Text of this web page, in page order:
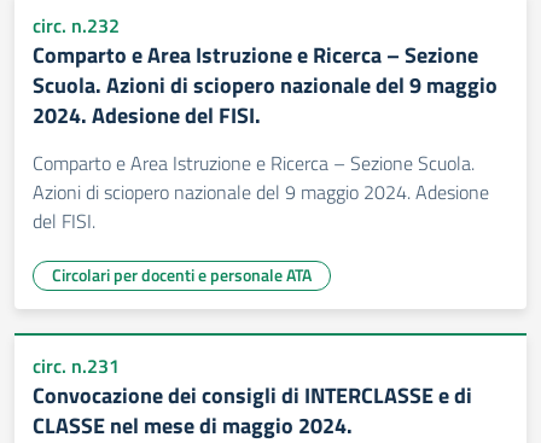
circ. n.232
Comparto e Area Istruzione e Ricerca – Sezione
Scuola. Azioni di sciopero nazionale del 9 maggio
2024. Adesione del FISI.
Comparto e Area Istruzione e Ricerca – Sezione Scuola.
Azioni di sciopero nazionale del 9 maggio 2024. Adesione
del FISI.
Circolari per docenti e personale ATA
circ. n.231
Convocazione dei consigli di INTERCLASSE e di
CLASSE nel mese di maggio 2024.